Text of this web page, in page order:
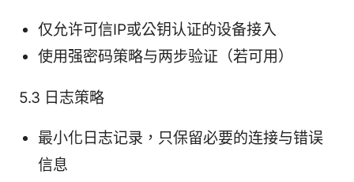
仅允许可信IP或公钥认证的设备接入
使用强密码策略与两步验证（若可用）
5.3 日志策略
最小化日志记录，只保留必要的连接与错误
信息